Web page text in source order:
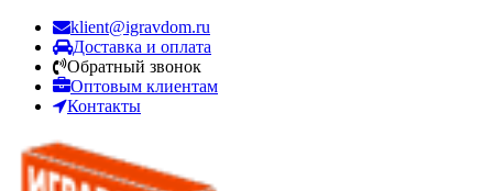
klient@igravdom.ru
Доставка и оплата
Обратный звонок
Оптовым клиентам
Контакты